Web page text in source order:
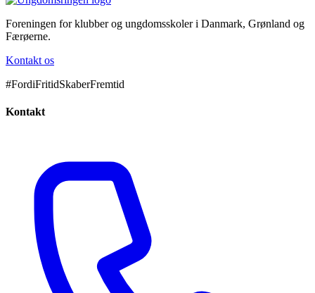
Foreningen for klubber og ungdomsskoler i Danmark, Grønland og
Færøerne.
Kontakt os
#FordiFritidSkaberFremtid
Kontakt